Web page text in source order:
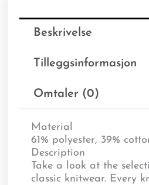
Beskrivelse
Tilleggsinformasjon
Omtaler (0)
Material
61% polyester, 39%
Description
Take a look at the
classic knitwear. Every